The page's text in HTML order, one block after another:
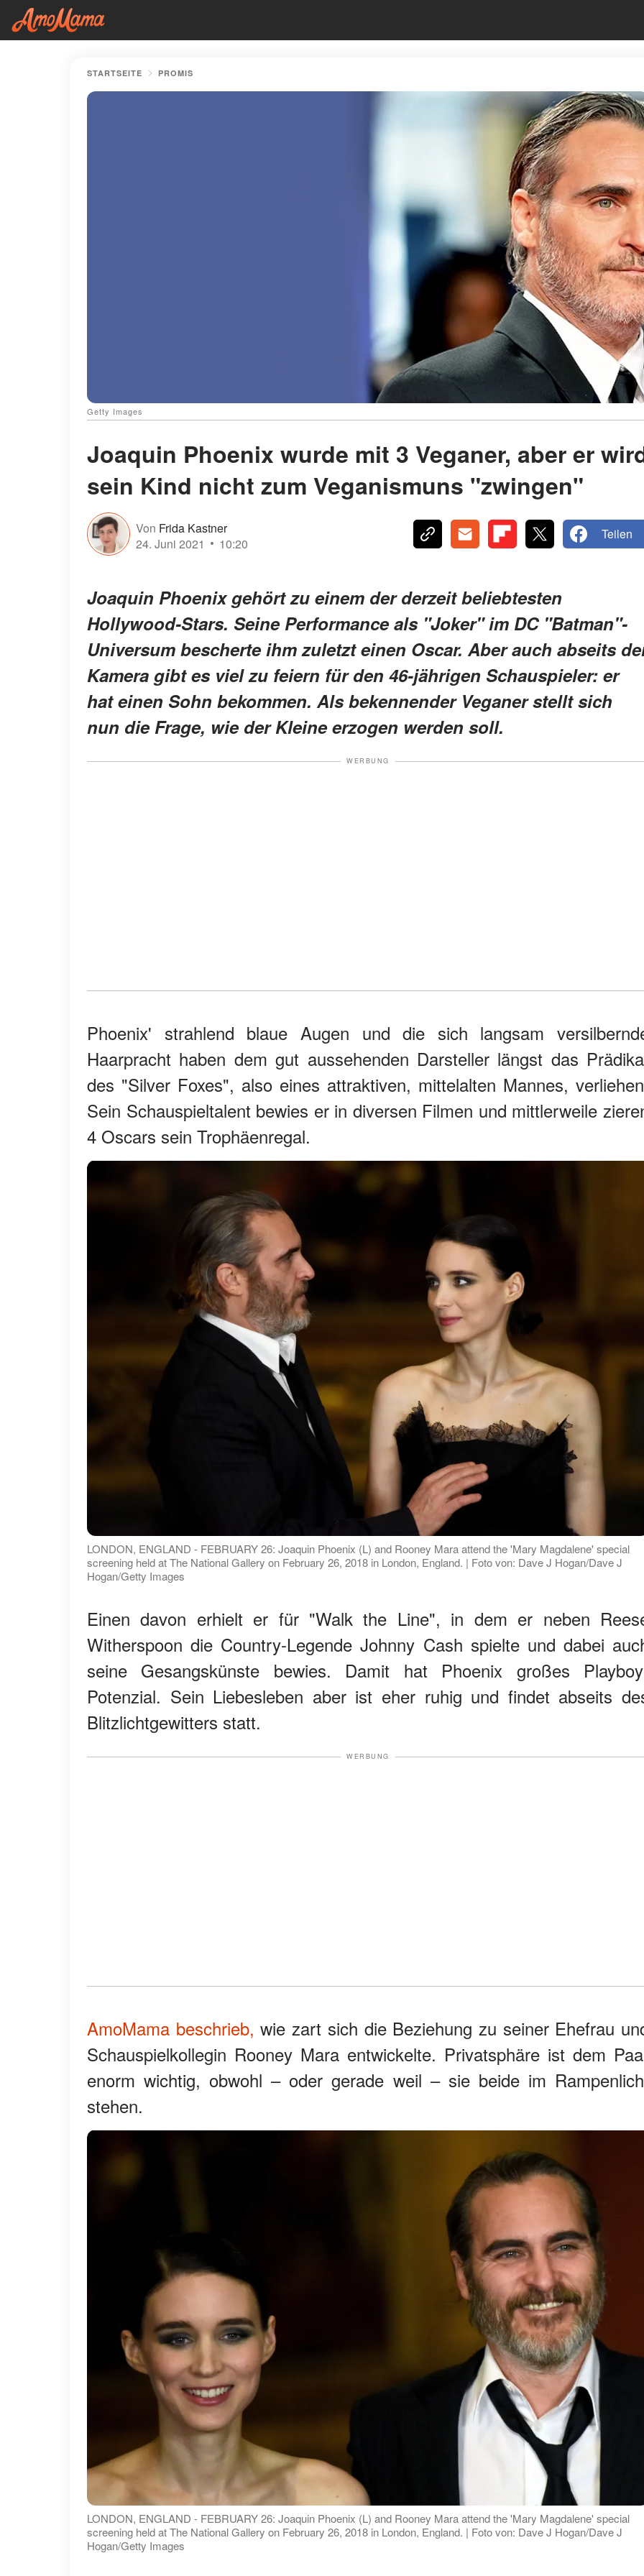
STARTSEITE PROMIS
Getty Images
Joaquin Phoenix wurde mit 3 Veganer, aber er
sein Kind nicht zum Veganismuns "zwingen"
Von Frida Kastner
24. Juni 2021
10:20
Teilen
Joaquin Phoenix gehört zu einem der derzeit beliebtesten
Hollywood-Stars. Seine Performance als "Joker" im DC "Batman"-
Universum bescherte ihm zuletzt einen Oscar. Aber auch abseits
Kamera gibt es viel zu feiern für den 46-jährigen Schauspieler: er
hat einen Sohn bekommen. Als bekennender Veganer stellt sich
nun die Frage, wie der Kleine erzogen werden soll.
WERBUNG
Phoenix' strahlend blaue Augen und die sich langsam
Haarpracht haben dem gut aussehenden Darsteller längst das
des "Silver Foxes", also eines attraktiven, mittelalten Mannes,
Sein Schauspieltalent bewies er in diversen Filmen und mittlerweile
4 Oscars sein Trophäenregal.
LONDON, ENGLAND - FEBRUARY 26: Joaquin Phoenix (L) and Rooney Mara attend the 'Mary Magdalene' special
screening held at The National Gallery on February 26, 2018 in London, England. | Foto von: Dave J Hogan/Dave J
Hogan/Getty Images
Einen davon erhielt er für "Walk the Line", in dem er neben
Witherspoon die Country-Legende Johnny Cash spielte und dabei
seine Gesangskünste bewies. Damit hat Phoenix großes
Potenzial. Sein Liebesleben aber ist eher ruhig und findet abseits
Blitzlichtgewitters statt.
WERBUNG
AmoMama beschrieb, wie zart sich die Beziehung zu seiner Ehefrau
Schauspielkollegin Rooney Mara entwickelte. Privatsphäre ist dem
enorm wichtig, obwohl – oder gerade weil – sie beide im
stehen.
LONDON, ENGLAND - FEBRUARY 26: Joaquin Phoenix (L) and Rooney Mara attend the 'Mary Magdalene' special
screening held at The National Gallery on February 26, 2018 in London, England. | Foto von: Dave J Hogan/Dave J
Hogan/Getty Images